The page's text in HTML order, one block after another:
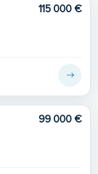
115 000 €
99 000 €